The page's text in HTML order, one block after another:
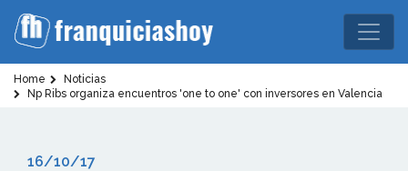
Home
Noticias
Np Ribs organiza encuentros 'one to one' con inversores en Valencia
16/10/17